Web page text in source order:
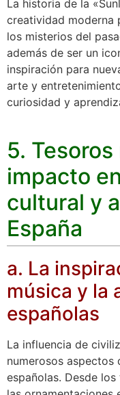
La historia de la
creatividad moderna
los misterios del
además de ser un
inspiración para
arte y
curiosidad y
5.
impacto
cultural y
España
a. La
música y la
españolas
La influencia de
numerosos
españolas. Desde